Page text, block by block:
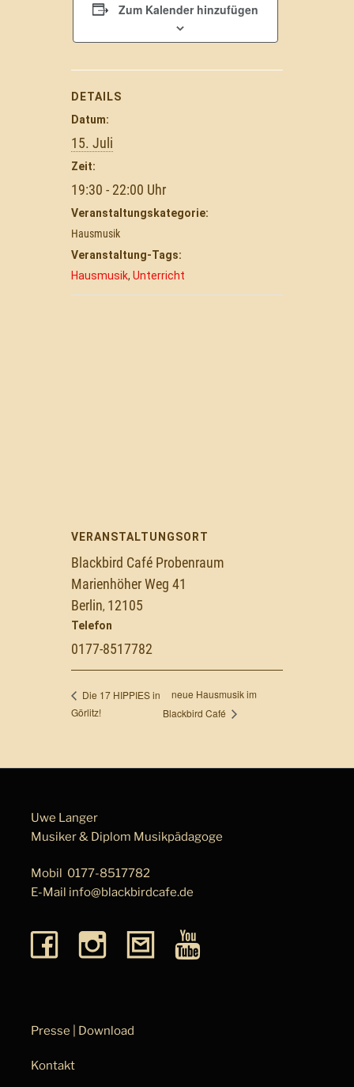
Zum Kalender hinzufügen
DETAILS
Datum:
15. Juli
Zeit:
19:30 - 22:00
Veranstaltungskategorie:
Hausmusik
Veranstaltung-Tags:
Hausmusik, Unterricht
VERANSTALTUNGSORT
Blackbird Café Probenraum
Marienhöher Weg 41
Berlin, 12105
Telefon
0177-8517782
Die 17 HIPPIES in
Görlitz!
neue Hausmusik im
Blackbird Café
Uwe Langer
Musiker & Diplom Musik­pä­da­go­ge
Mobil 0177-8517782
E-Mail info@blackbirdcafe.de
Presse | Download
Kontakt